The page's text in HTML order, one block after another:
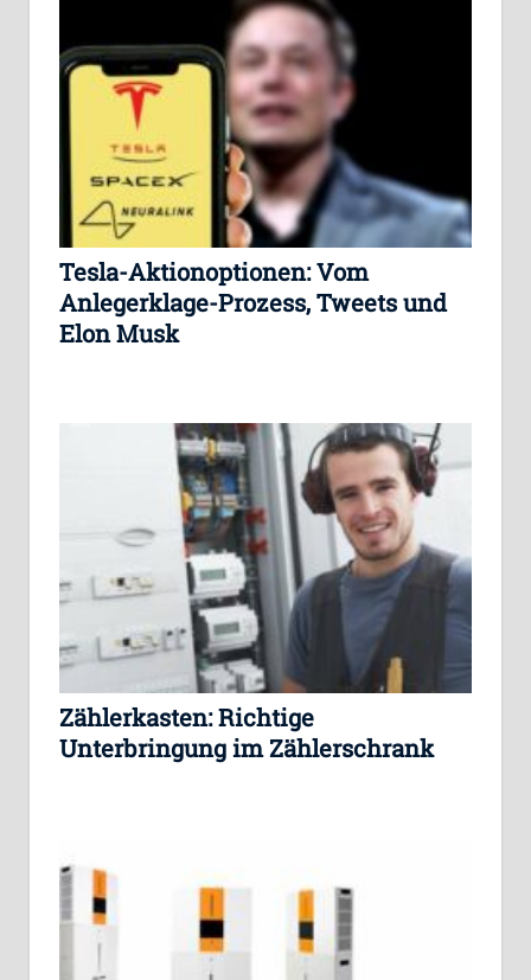
Tesla-Aktionoptionen: Vom
Anlegerklage-Prozess, Tweets und
Elon Musk
Zählerkasten: Richtige
Unterbringung im Zählerschrank